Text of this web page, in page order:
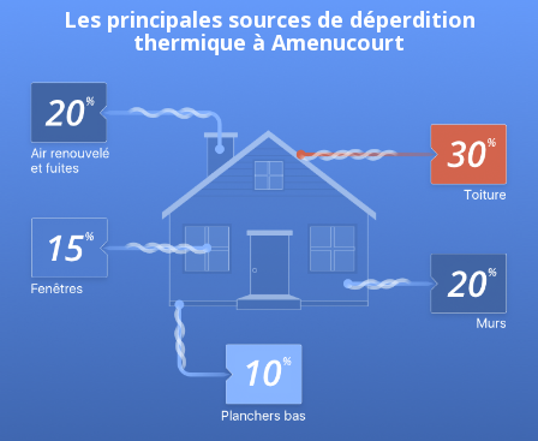
Les principales sources de déperdition
thermique à Amenucourt